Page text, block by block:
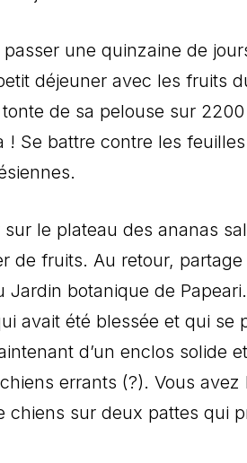
une quinzaine de
déjeuner avec les fruits
tonte de sa pelouse sur
! Se battre contre les
le plateau des ananas
de fruits. Au retour,
Jardin botanique de
avait été blessée et qui
d’un enclos solide
errants (?). Vous
chiens sur deux pattes qui